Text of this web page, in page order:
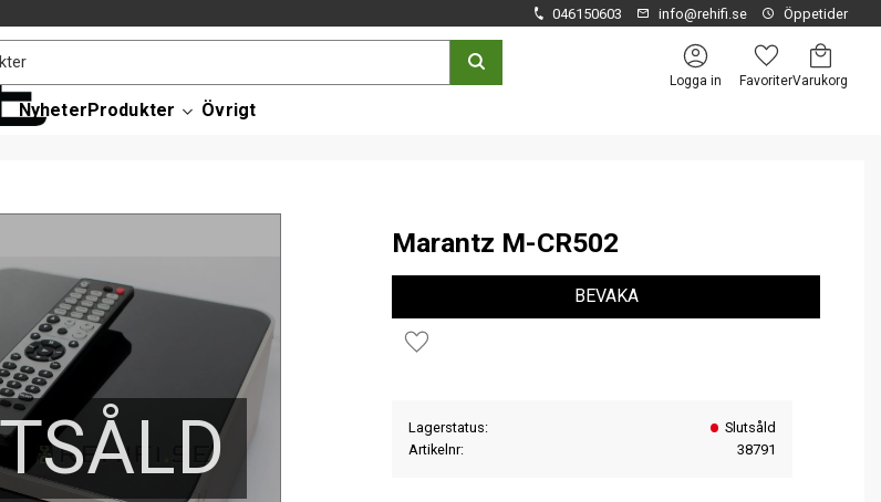
046150603 info@rehifi.se Öppetider
Logga in
Favoriter
Kundvagn
NyheterProdukter Övrigt
Marantz M-CR502
Lägg till i favoriter
BEVAKA
Lagerstatus
Slutsåld
Artikelnr
38791